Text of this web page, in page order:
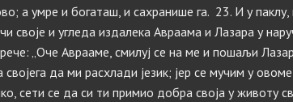
а умре и богаташ, и сахранише га. 23. И у паклу,
своје и угледа издалека Авраама и Лазара у
„Оче Аврааме, смилуј се на ме и пошаљи
да ми расхлади језик; јер се мучим у
сети се да си ти примио добра своја у животу